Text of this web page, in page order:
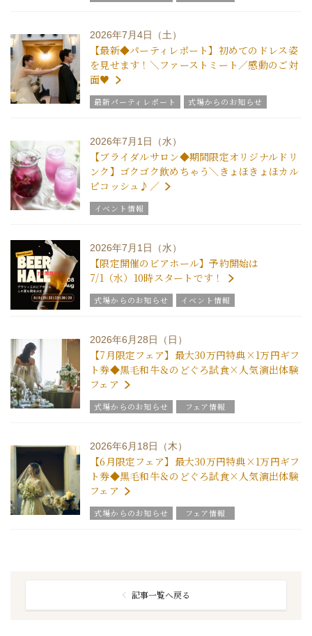
2026年7月4日（土）
【最新◆パーティレポート】初めてのドレス姿
を見せます！＼ファーストミート／感動のご対
面♥
最新パーティレポート 式場からのお知らせ
2026年7月1日（水）
【ブライダルサロン◆期間限定オリジナルドリ
ンク】ゴクゴク飲めちゃう＼きょほきょほカル
ピコッシュ♪／
イベント情報
2026年7月1日（水）
【限定開催のビアホール】予約開始は
7/1（水）10時スタートです！
式場からのお知らせ イベント情報
2026年6月28日（日）
【7月限定フェア】最大30万円特典×1万円ギフ
ト券◆黒毛和牛＆のどぐろ試食×人気演出体験
フェア
式場からのお知らせ フェア情報
2026年6月18日（木）
【6月限定フェア】最大30万円特典×1万円ギフ
ト券◆黒毛和牛＆のどぐろ試食×人気演出体験
フェア
式場からのお知らせ フェア情報
記事一覧へ戻る